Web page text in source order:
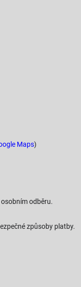
Maps)
odběru.
způsoby platby.